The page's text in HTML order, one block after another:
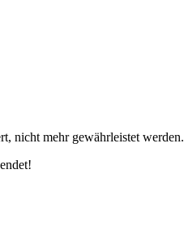
nicht mehr gewährleistet werden.